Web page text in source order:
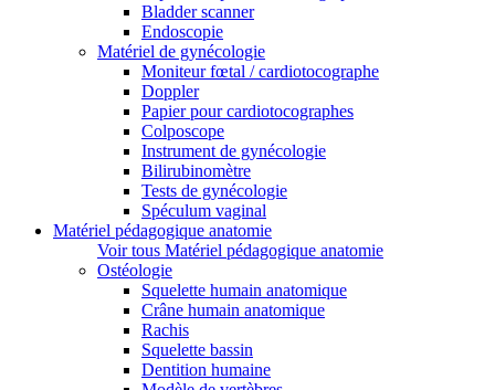
Bladder scanner
Endoscopie
Matériel de gynécologie
Moniteur fœtal / cardiotocographe
Doppler
Papier pour cardiotocographes
Colposcope
Instrument de gynécologie
Bilirubinomètre
Tests de gynécologie
Spéculum vaginal
Matériel pédagogique anatomie
Voir tous Matériel pédagogique anatomie
Ostéologie
Squelette humain anatomique
Crâne humain anatomique
Rachis
Squelette bassin
Dentition humaine